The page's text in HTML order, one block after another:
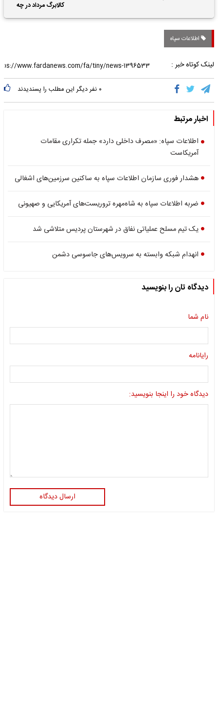
کالابرگ مرداد در چه
تاریخی واریز خواهد شد؟
اطلاعات سپاه
لینک کوتاه خبر :
۰ نفر دیگر این مطلب را پسندیدند
اخبار مرتبط
اطلاعات سپاه: «مصرف داخلی دارد» جمله تکراری مقامات
آمریکاست
هشدار فوری سازمان اطلاعات سپاه به ساکنین سرزمین‌های اشغالی
ضربه اطلاعات سپاه به شاه‌مهره تروریست‌های آمریکایی و صهیونی
یک تیم مسلح عملیاتی نفاق در شهرستان پردیس متلاشی شد
انهدام شبکه وابسته به سرویس‌های جاسوسی دشمن
دیدگاه تان را بنویسید
نام شما
رایانامه
دیدگاه خود را اینجا بنویسید:
ارسال دیدگاه